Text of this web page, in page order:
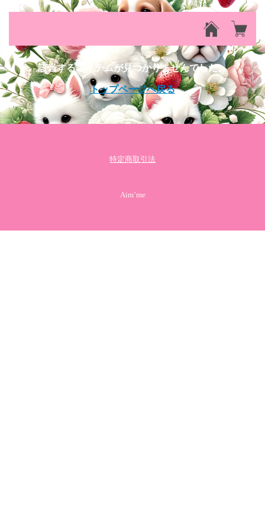
該当するアイテムが見つかりませんでした。
トップページへ戻る
特定商取引法
Aim’me